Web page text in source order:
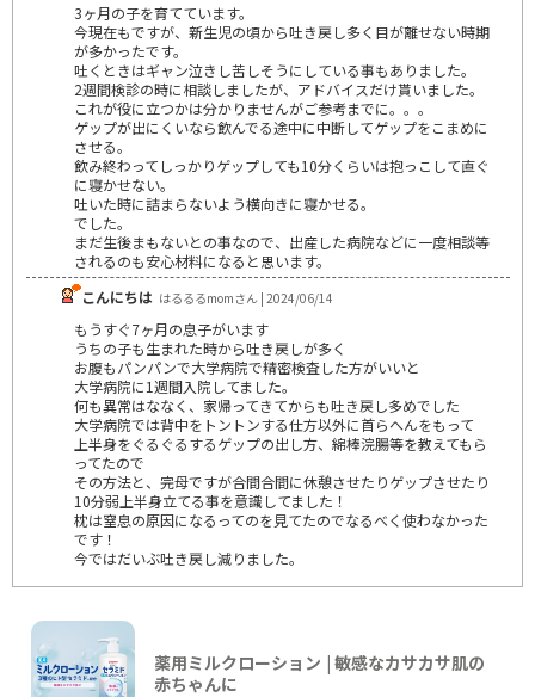
3ヶ月の子を育てています。
今現在もですが、新生児の頃から吐き戻し多く目が離せない時期
が多かったです。
吐くときはギャン泣きし苦しそうにしている事もありました。
2週間検診の時に相談しましたが、アドバイスだけ貰いました。
これが役に立つかは分かりませんがご参考までに。。。
ゲップが出にくいなら飲んでる途中に中断してゲップをこまめに
させる。
飲み終わってしっかりゲップしても10分くらいは抱っこして直ぐ
に寝かせない。
吐いた時に詰まらないよう横向きに寝かせる。
でした。
まだ生後まもないとの事なので、出産した病院などに一度相談等
されるのも安心材料になると思います。
こんにちは はるるるmomさん | 2024/06/14
もうすぐ7ヶ月の息子がいます
うちの子も生まれた時から吐き戻しが多く
お腹もパンパンで大学病院で精密検査した方がいいと
大学病院に1週間入院してました。
何も異常はななく、家帰ってきてからも吐き戻し多めでした
大学病院では背中をトントンする仕方以外に首らへんをもって
上半身をぐるぐるするゲップの出し方、綿棒浣腸等を教えてもら
ってたので
その方法と、完母ですが合間合間に休憩させたりゲップさせたり
10分弱上半身立てる事を意識してました！
枕は窒息の原因になるってのを見てたのでなるべく使わなかった
です！
今ではだいぶ吐き戻し減りました。
薬用ミルクローション | 敏感なカサカサ肌の
赤ちゃんに